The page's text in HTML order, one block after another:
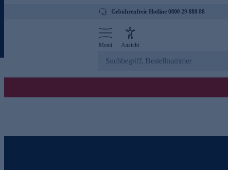
Gebührenfreie Hotline 0800 29 888 88
Menü Ansicht